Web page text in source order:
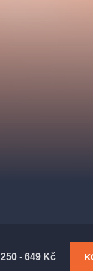
250 - 649 Kč